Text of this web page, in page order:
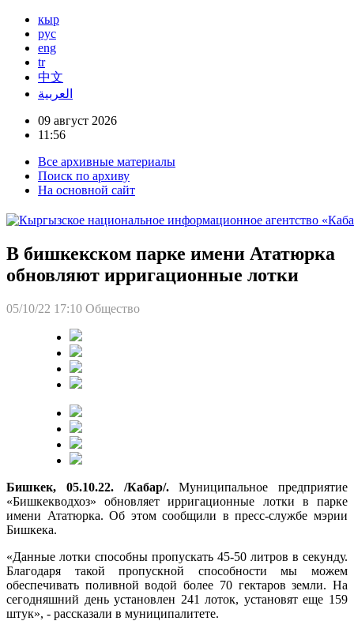
кыр
рус
eng
tr
中文
العربية
09 август 2026
11:56
Все архивные материалы
Поиск по архиву
На основной сайт
В бишкекском парке имени Ататюрка
обновляют ирригационные лотки
05/10/22 17:10 Общество
Бишкек, 05.10.22. /Кабар/.Муниципальное предприятие
«Бишкекводхоз» обновляет ирригационные лотки в парке
имени Ататюрка. Об этом сообщили в пресс-службе мэрии
Бишкека.
«Данные лотки способны пропускать 45-50 литров в секунду.
Благодаря такой пропускной способности мы можем
обеспечивать поливной водой более 70 гектаров земли. На
сегодняшний день установлен 241 лоток, установят еще 159
штук», - рассказали в муниципалитете.